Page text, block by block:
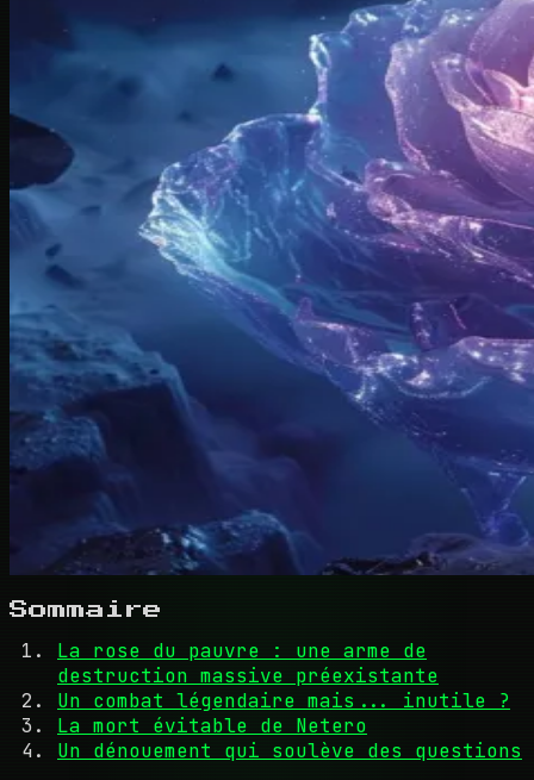
Sommaire
La rose du pauvre : une arme de
destruction massive préexistante
Un combat légendaire mais... inutile ?
La mort évitable de Netero
Un dénouement qui soulève des questions